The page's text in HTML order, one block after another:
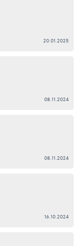
20.01.2025
08.11.2024
08.11.2024
16.10.2024